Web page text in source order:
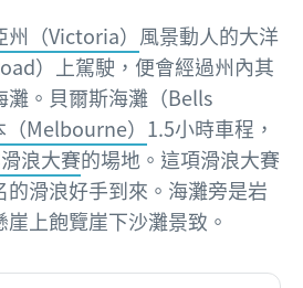
（Victoria） 風景動人的大洋
）上駕駛，便會經過州內其
灘。貝爾斯海灘（Bells
Melbourne） 1.5小時車程，
浪大賽的場地。這項滑浪大賽
滑浪好手到來。海灘旁是岩
上飽覽崖下沙灘景致。